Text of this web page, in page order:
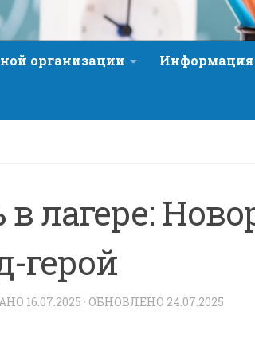
организации
лагере:
герой
16.07.2025 · ОБНОВЛЕНО 24.07.2025